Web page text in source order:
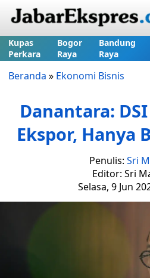
Kupas
Perkara
Bogor
Raya
Bandung
Raya
Beranda » Ekonomi Bisnis
Danantara:
Ekspor, Hanya
Penulis: Sri
Editor: Sri
Selasa, 9 Jun